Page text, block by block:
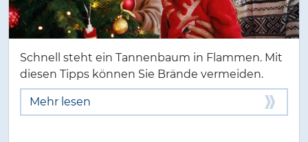
Schnell steht ein Tannenbaum in Flammen. Mit
diesen Tipps können Sie Brände vermeiden.
Mehr lesen